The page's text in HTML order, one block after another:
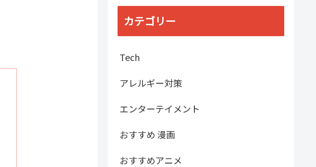
カテゴリー
Tech
アレルギー対策
エンターテイメント
おすすめ 漫画
おすすめアニメ